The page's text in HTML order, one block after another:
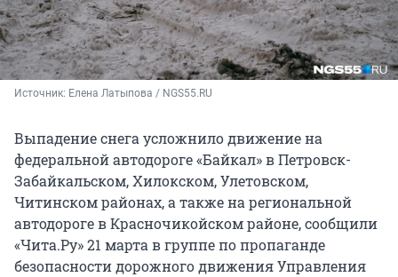
Источник: Елена Латыпова / NGS55.RU
Выпадение снега усложнило движение на
федеральной автодороге «Байкал» в Петровск-
Забайкальском, Хилокском, Улетовском,
Читинском районах, а также на региональной
автодороге в Красночикойском районе, сообщили
«Чита.Ру» 21 марта в группе по пропаганде
безопасности дорожного движения Управления